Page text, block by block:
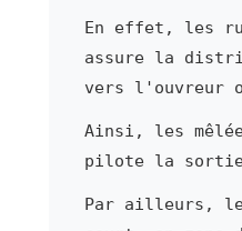
En effet, les
assure la
vers l'ouvreur
Ainsi, les
pilote la
Par ailleurs,